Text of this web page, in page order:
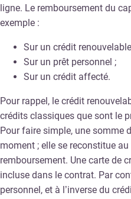
ligne. Le remboursement du
exemple :
Sur un crédit
Sur un prêt personnel ;
Sur un crédit affecté.
Pour rappel, le crédit
crédits classiques que sont le
Pour faire simple, une somme
moment ; elle se reconstitue
remboursement. Une carte de
incluse dans le contrat. Par
personnel, et à l’inverse du